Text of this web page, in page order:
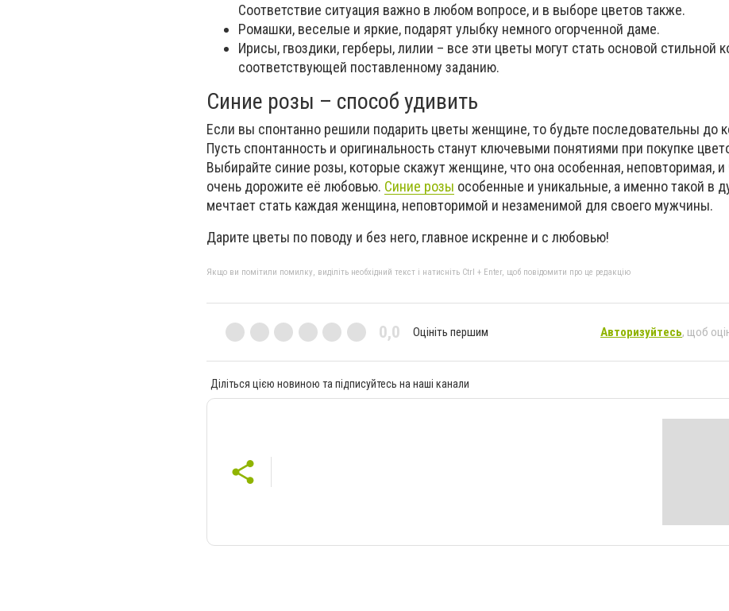
Соответствие ситуация важно в любом вопросе, и в выборе цветов также.
Ромашки, веселые и яркие, подарят улыбку немного огорченной даме.
Ирисы, гвоздики, герберы, лилии – все эти цветы могут стать основой стильной
соответствующей поставленному заданию.
Синие розы – способ удивить
Если вы спонтанно решили подарить цветы женщине, то будьте последовательны до
Пусть спонтанность и оригинальность станут ключевыми понятиями при покупке
Выбирайте синие розы, которые скажут женщине, что она особенная, неповторимая, и
очень дорожите её любовью. Синие розы особенные и уникальные, а именно такой в
мечтает стать каждая женщина, неповторимой и незаменимой для своего мужчины.
Дарите цветы по поводу и без него, главное искренне и с любовью!
Якщо ви помітили помилку, виділіть необхідний текст і натисніть Ctrl + Enter, щоб повідомити про це редакцію
0,0 Оцініть першим Авторизуйтесь, щоб
Діліться цією новиною та підписуйтесь на наші канали